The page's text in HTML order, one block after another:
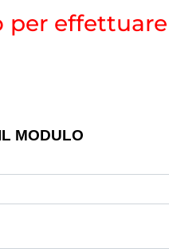
per effettuare